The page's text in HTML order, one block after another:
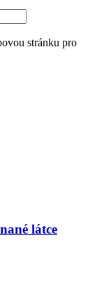
stránku pro
látce